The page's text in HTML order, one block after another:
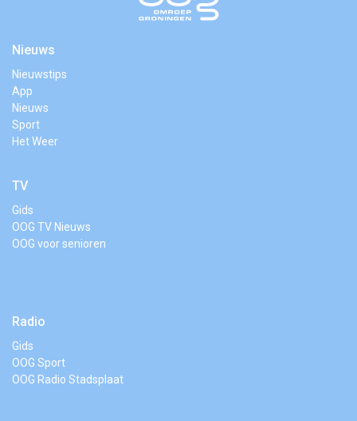
Nieuws
Nieuwstips
App
Nieuws
Sport
Het Weer
TV
Gids
OOG TV Nieuws
OOG voor senioren
Radio
Gids
OOG Sport
OOG Radio Stadsplaat